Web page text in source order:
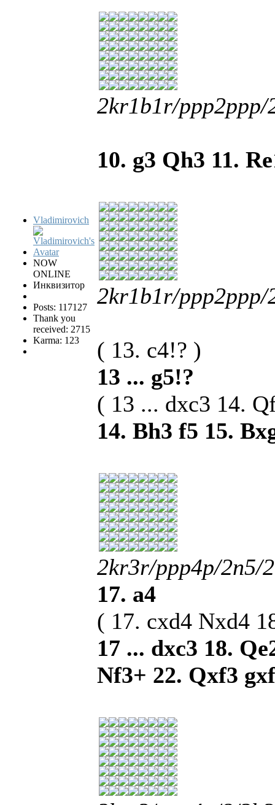
Vladimirovich
NOW
ONLINE
Инквизитор
Posts: 117127
Thank you
received: 2715
Karma: 123
2kr1b1r/ppp2ppp/
10. g3 Qh3 11.
2kr1b1r/ppp2ppp/
( 13. c4!? )
13 ... g5!?
( 13 ... dxc3 14.
14. Bh3 f5 15.
2kr3r/ppp4p/2n5/
17. a4
( 17. cxd4 Nxd4
17 ... dxc3 18.
Nf3+ 22. Qxf3